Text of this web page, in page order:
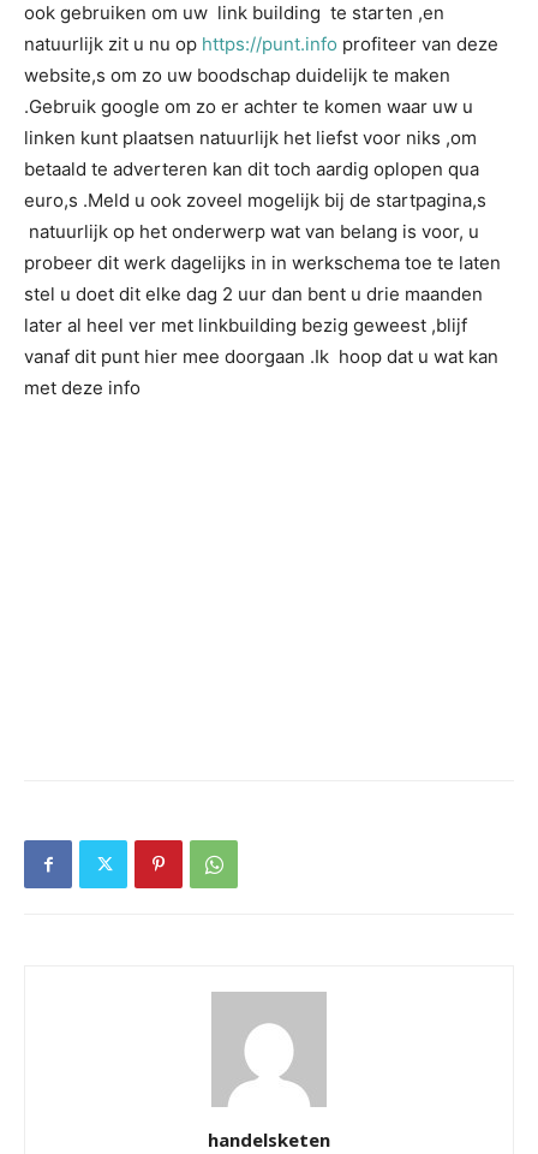
ook gebruiken om uw link building te starten ,en
natuurlijk zit u nu op https://punt.info profiteer van deze
website,s om zo uw boodschap duidelijk te maken
.Gebruik google om zo er achter te komen waar uw u
linken kunt plaatsen natuurlijk het liefst voor niks ,om
betaald te adverteren kan dit toch aardig oplopen qua
euro,s .Meld u ook zoveel mogelijk bij de startpagina,s
natuurlijk op het onderwerp wat van belang is voor, u
probeer dit werk dagelijks in in werkschema toe te laten
stel u doet dit elke dag 2 uur dan bent u drie maanden
later al heel ver met linkbuilding bezig geweest ,blijf
vanaf dit punt hier mee doorgaan .Ik hoop dat u wat kan
met deze info
handelsketen